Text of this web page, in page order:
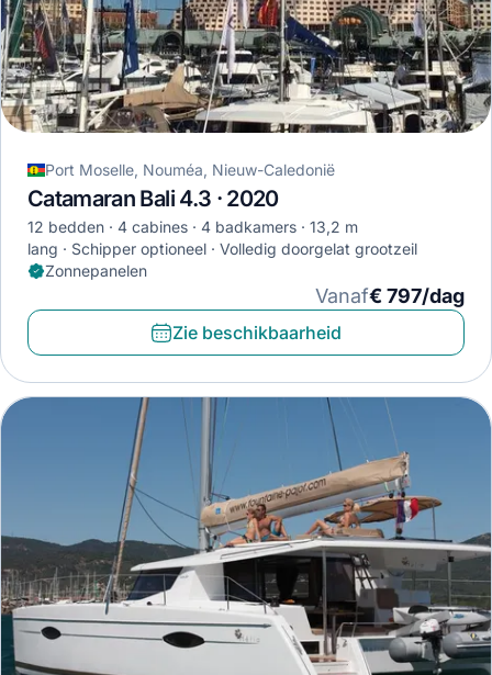
Port Moselle, Nouméa, Nieuw-Caledonië
Catamaran Bali 4.3 · 2020
12 bedden 4 cabines 4 badkamers
13,2 m
lang
Schipper optioneel
Volledig doorgelat grootzeil
Zonnepanelen
Vanaf€ 797/dag
Zie beschikbaarheid